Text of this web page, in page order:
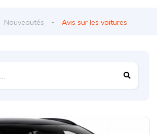
Nouveautés Avis sur les voitures